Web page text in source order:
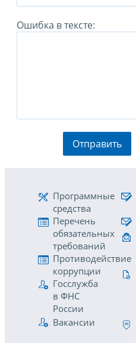
Ошибка в тексте:
Отправить
Программные
средства
Перечень
обязательных
требований
Противодействие
коррупции
Госслужба
в ФНС
России
Вакансии